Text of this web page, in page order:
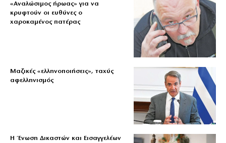
«Aναλώσιμος ήρωας» για να
κρυφτούν οι ευθύνες ο
χαροκαμένος πατέρας
Μαζικές «ελληνοποιήσεις», ταχύς
αφελληνισμός
Η Ένωση Δικαστών και Εισαγγελέων